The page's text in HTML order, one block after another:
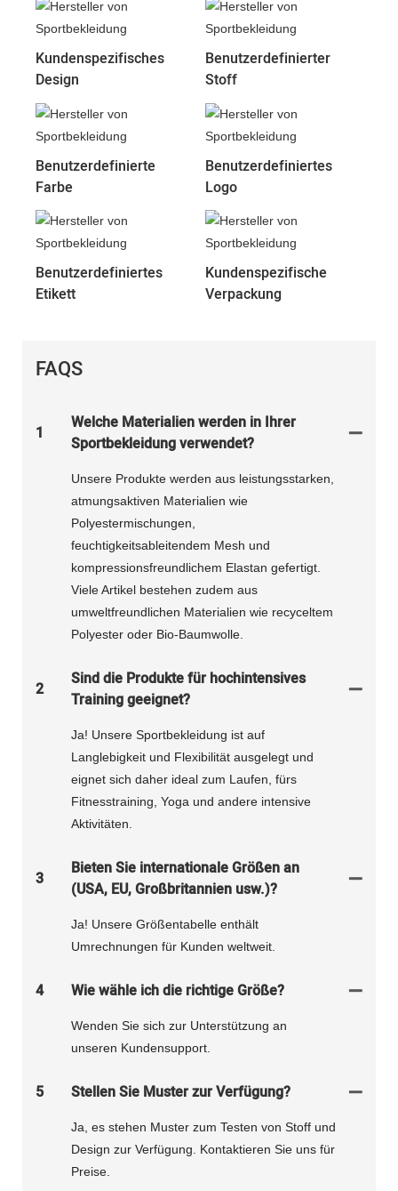
Kundenspezifisches
Design
Benutzerdefinierter
Stoff
Benutzerdefinierte
Farbe
Benutzerdefiniertes
Logo
Benutzerdefiniertes
Etikett
Kundenspezifische
Verpackung
FAQS
1
Welche Materialien werden in Ihrer
Sportbekleidung verwendet?
Unsere Produkte werden aus leistungsstarken,
atmungsaktiven Materialien wie
Polyestermischungen,
feuchtigkeitsableitendem Mesh und
kompressionsfreundlichem Elastan gefertigt.
Viele Artikel bestehen zudem aus
umweltfreundlichen Materialien wie recyceltem
Polyester oder Bio-Baumwolle.
2
Sind die Produkte für hochintensives
Training geeignet?
Ja! Unsere Sportbekleidung ist auf
Langlebigkeit und Flexibilität ausgelegt und
eignet sich daher ideal zum Laufen, fürs
Fitnesstraining, Yoga und andere intensive
Aktivitäten.
3
Bieten Sie internationale Größen an
(USA, EU, Großbritannien usw.)?
Ja! Unsere Größentabelle enthält
Umrechnungen für Kunden weltweit.
4 Wie wähle ich die richtige Größe?
Wenden Sie sich zur Unterstützung an
unseren Kundensupport.
5 Stellen Sie Muster zur Verfügung?
Ja, es stehen Muster zum Testen von Stoff und
Design zur Verfügung. Kontaktieren Sie uns für
Preise.